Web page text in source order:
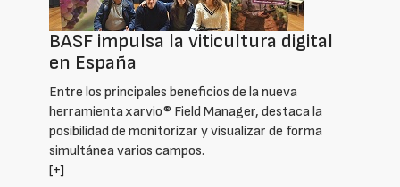
BASF impulsa la viticultura digital
en España
Entre los principales beneficios de la nueva
herramienta xarvio® Field Manager, destaca la
posibilidad de monitorizar y visualizar de forma
simultánea varios campos.
[+]